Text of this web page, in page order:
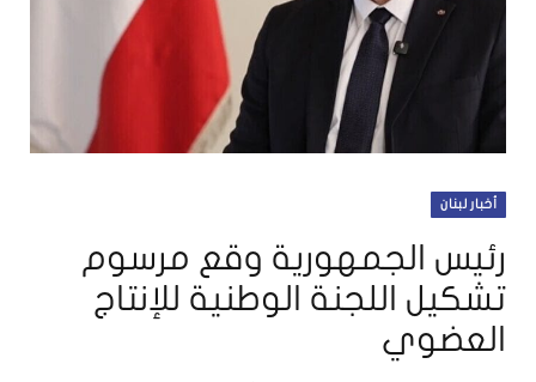
أخبار لبنان
رئيس الجمهورية وقع مرسوم
تشكيل اللجنة الوطنية للإنتاج
العضوي